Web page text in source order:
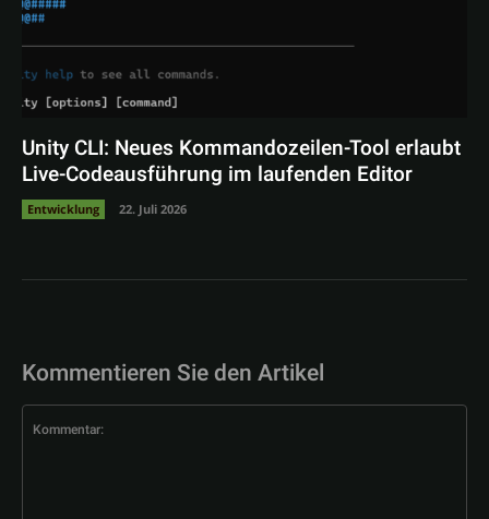
Unity CLI: Neues Kommandozeilen-Tool erlaubt
Live-Codeausführung im laufenden Editor
Entwicklung 22. Juli 2026
Kommentieren Sie den Artikel